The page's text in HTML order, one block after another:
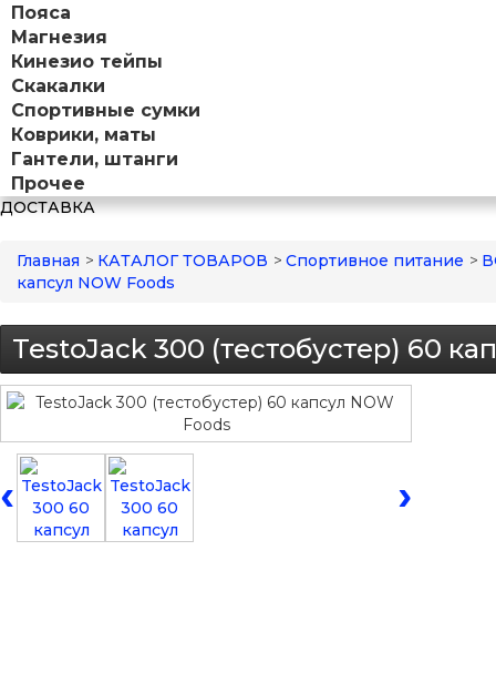
Пояса
Магнезия
Кинезио тейпы
Скакалки
Спортивные сумки
Коврики, маты
Гантели, штанги
Прочее
ДОСТАВКА
Главная > КАТАЛОГ ТОВАРОВ > Спортивное питание >
капсул NOW Foods
TestoJack 300 (тестобустер) 60
‹ ›